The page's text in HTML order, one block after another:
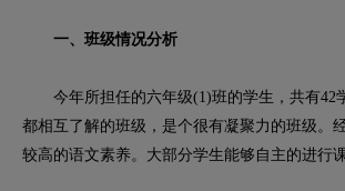
一、班级情况分析
今年所担任的六年级(1)班的学生，共有42
都相互了解的班级，是个很有凝聚力的班级。
较高的语文素养。大部分学生能够自主的进行